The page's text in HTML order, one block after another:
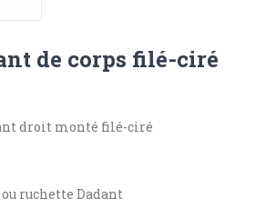
de corps filé-ciré
droit monté filé-ciré
ruchette Dadant